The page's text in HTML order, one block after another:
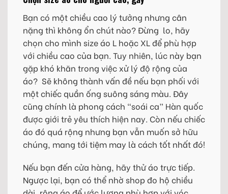
Bạn có một chiều cao lý tưởng nhưng cân
nặng thì không ổn chút nào? Đừng lo, hãy
chọn cho mình size áo L hoặc XL để phù hợp
với chiều cao của bạn. Tuy nhiên, lúc này bạn
gặp khó khăn trong việc xử lý độ rộng của
áo? Sẽ không thành vấn đề nếu bạn phối với
một chiếc quần ống suông sáng màu. Đây
cũng chính là phong cách “soái ca” Hàn quốc
được giới trẻ yêu thích hiện nay. Còn nếu chiếc
áo đó quá rộng nhưng bạn vẫn muốn sở hữu
chúng, mang tới tiệm may là cách tốt nhất đó!
Nếu bạn đến cửa hàng, hãy thử áo trực tiếp.
Ngược lại, bạn có thể nhờ shop đo hộ chiều